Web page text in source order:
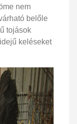
nem
belőle
tojások
keléseket